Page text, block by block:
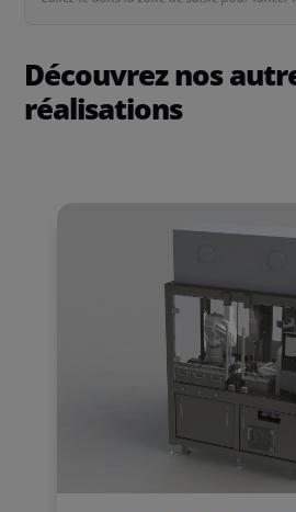
Découvrez nos
réalisations